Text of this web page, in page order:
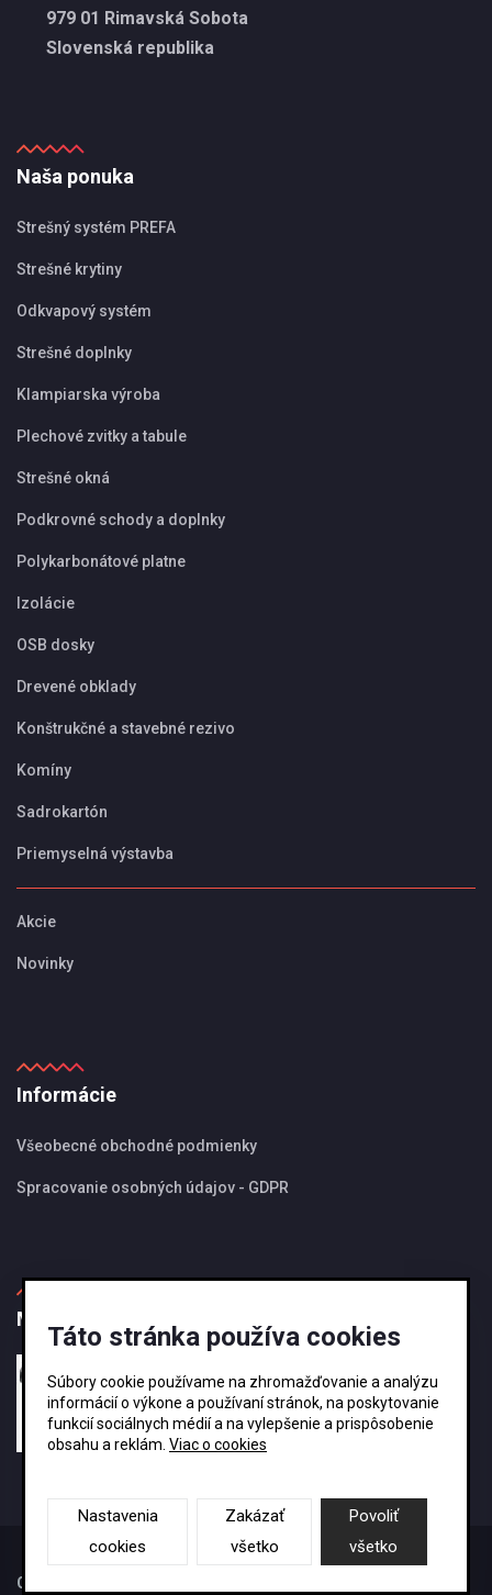
979 01 Rimavská Sobota
Slovenská republika
Naša ponuka
Strešný systém PREFA
Strešné krytiny
Odkvapový systém
Strešné doplnky
Klampiarska výroba
Plechové zvitky a tabule
Strešné okná
Podkrovné schody a doplnky
Polykarbonátové platne
Izolácie
OSB dosky
Drevené obklady
Konštrukčné a stavebné rezivo
Komíny
Sadrokartón
Priemyselná výstavba
Akcie
Novinky
Informácie
Všeobecné obchodné podmienky
Spracovanie osobných údajov - GDPR
MBS Magazín
Ako si vybrať správnu veľkosť odkvapového
systému KJG ?
Copyright By
Táto stránka používa cookies
Súbory cookie používame na zhromažďovanie a analýzu
informácií o výkone a používaní stránok, na poskytovanie
funkcií sociálnych médií a na vylepšenie a prispôsobenie
obsahu a reklám. Viac o cookies
Nastavenia
cookies
Zakázať
všetko
Povoliť
všetko